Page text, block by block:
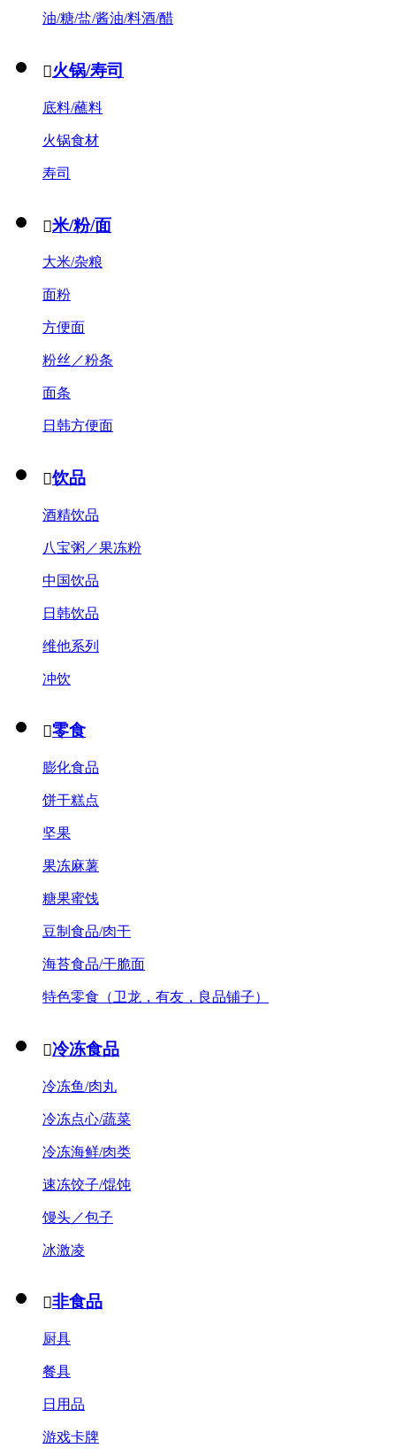
油/糖/盐/酱油/料酒/醋
火锅/寿司
底料/蘸料
火锅食材
寿司
米/粉/面
大米/杂粮
面粉
方便面
粉丝／粉条
面条
日韩方便面
饮品
酒精饮品
八宝粥／果冻粉
中国饮品
日韩饮品
维他系列
冲饮
零食
膨化食品
饼干糕点
坚果
果冻麻薯
糖果蜜饯
豆制食品/肉干
海苔食品/干脆面
特色零食（卫龙，有友，良品铺子）
冷冻食品
冷冻鱼/肉丸
冷冻点心/蔬菜
冷冻海鲜/肉类
速冻饺子/馄饨
馒头／包子
冰激凌
非食品
厨具
餐具
日用品
游戏卡牌